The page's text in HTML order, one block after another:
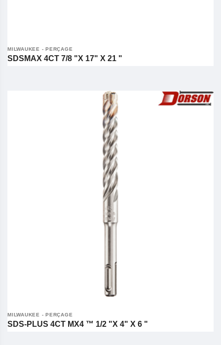
MILWAUKEE - PERÇAGE
SDSMAX 4CT 7/8 "X 17" X 21 "
MILWAUKEE - PERÇAGE
SDS-PLUS 4CT MX4 ™ 1/2 "X 4" X 6 "